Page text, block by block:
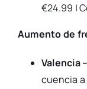
€24.99 |
Aumen­to de
Valen­cia
cuen­cia a